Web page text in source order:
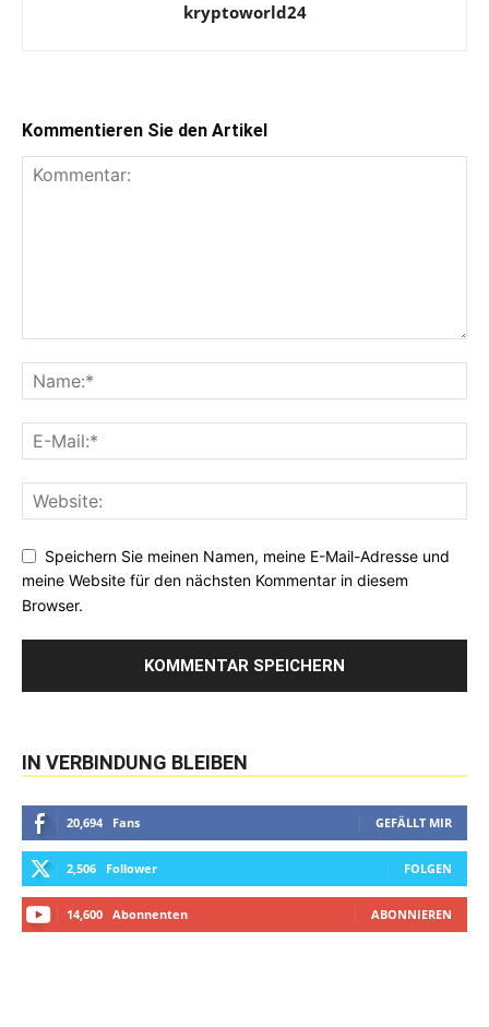
kryptoworld24
Kommentieren Sie den Artikel
Speichern Sie meinen Namen, meine E-Mail-Adresse und
meine Website für den nächsten Kommentar in diesem
Browser.
IN VERBINDUNG BLEIBEN
20,694 Fans GEFÄLLT MIR
2,506 Follower FOLGEN
14,600 Abonnenten ABONNIEREN